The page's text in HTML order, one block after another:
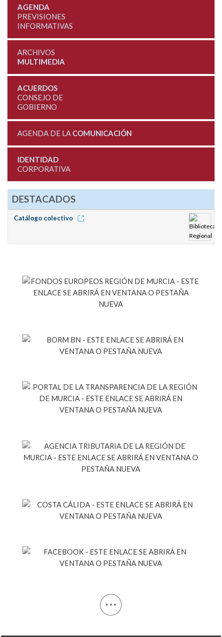
AGENDA
PREVISIONES
INFORMATIVAS
ARCHIVOS
MULTIMEDIA
ACUERDOS
CONSEJO DE
GOBIERNO
AGENDA DE LA COMUNICACIÓN
IDENTIDAD
CORPORATIVA
DESTACADOS
Catálogo colectivo